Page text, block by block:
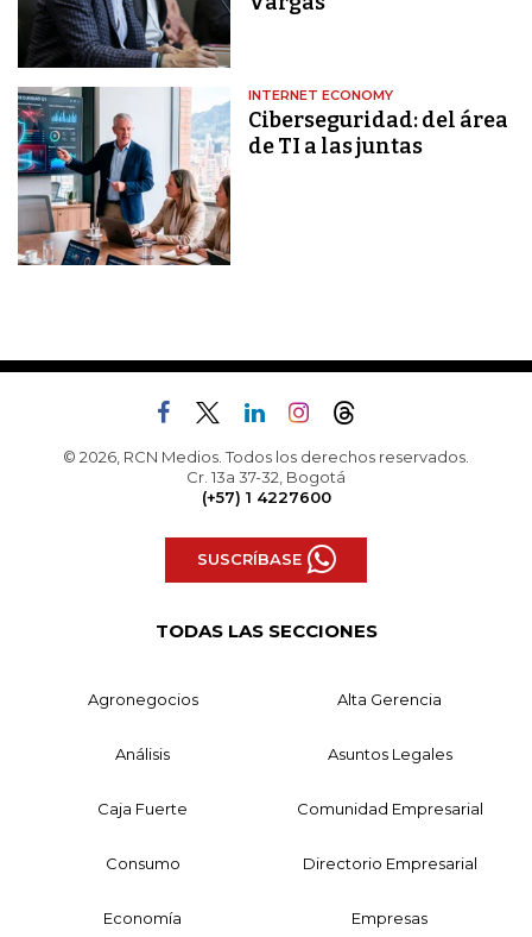
INTERNET ECONOMY
Ciberseguridad: del área
de TI a las juntas
© 2026, RCN Medios. Todos los derechos reservados.
Cr. 13a 37-32, Bogotá
(+57) 1 4227600
SUSCRÍBASE
TODAS LAS SECCIONES
Agronegocios Alta Gerencia
Análisis Asuntos Legales
Caja Fuerte Comunidad Empresarial
Consumo Directorio Empresarial
Economía Empresas